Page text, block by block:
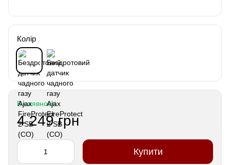
Колір
В наявності
4 249 грн
Купити